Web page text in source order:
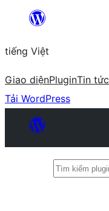
Chuyển
phần
nội
dung
tiếng Việt
Giao diệnPluginTin tức
Tải WordPress
Tìm